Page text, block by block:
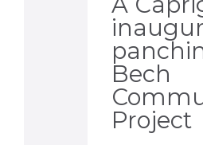
Bech
Project